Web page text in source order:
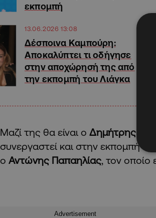
εκπομπή
13.06.2026 13:08
Δέσποινα Καμπούρη:
Αποκαλύπτει τι οδήγησε
στην αποχώρησή της από
την εκπομπή του Λιάγκα
Μαζί της θα είναι ο Δημήτρης
συνεργαστεί και στην εκπομπή
ο Αντώνης Παπαηλίας, τον οποίο
Advertisement